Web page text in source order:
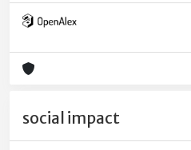
social impact